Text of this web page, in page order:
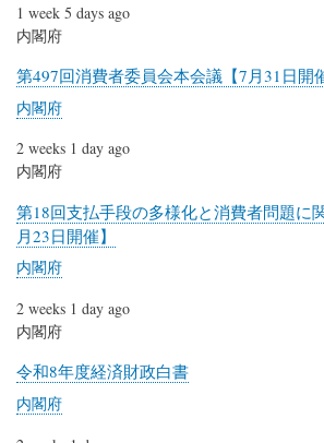
1 week 5 days ago
内閣府
第497回消費者委員会本会議【7月31日開
内閣府
2 weeks 1 day ago
内閣府
第18回支払手段の多様化と消費者問題に
月23日開催】
内閣府
2 weeks 1 day ago
内閣府
令和8年度経済財政白書
内閣府